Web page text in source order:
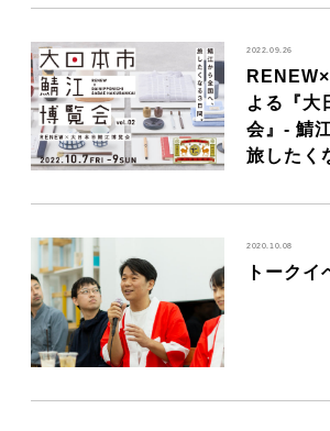
2022.09.26
よる『大
会』- 鯖
旅したく
2020.10.08
トークイ